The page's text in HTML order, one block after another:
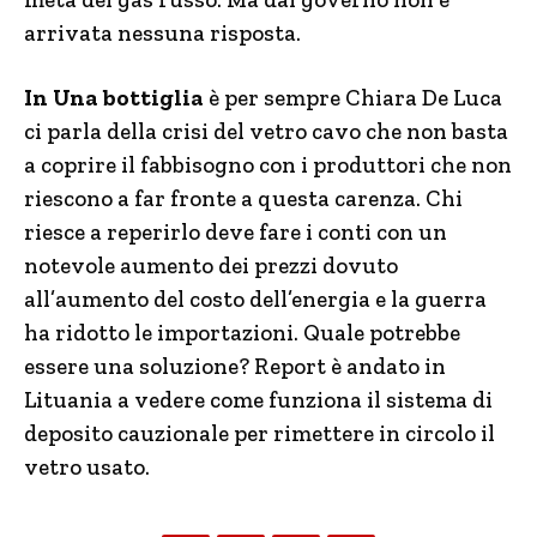
arrivata nessuna risposta.
In Una bottiglia è per sempre Chiara De Luca
ci parla della crisi del vetro cavo che non basta
a coprire il fabbisogno con i produttori che non
riescono a far fronte a questa carenza. Chi
riesce a reperirlo deve fare i conti con un
notevole aumento dei prezzi dovuto
all’aumento del costo dell’energia e la guerra
ha ridotto le importazioni. Quale potrebbe
essere una soluzione? Report è andato in
Lituania a vedere come funziona il sistema di
deposito cauzionale per rimettere in circolo il
vetro usato.